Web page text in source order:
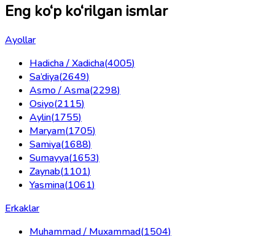
Eng ko‘p ko‘rilgan ismlar
Ayollar
Hadicha / Xadicha(4005)
Sa’diya(2649)
Asmo / Asma(2298)
Osiyo(2115)
Aylin(1755)
Maryam(1705)
Samiya(1688)
Sumayya(1653)
Zaynab(1101)
Yasmina(1061)
Erkaklar
Muhammad / Muxammad(1504)